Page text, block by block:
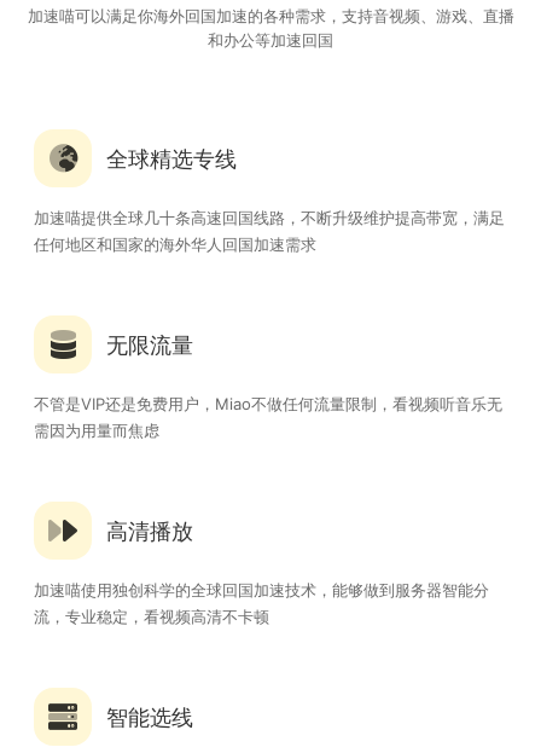
加速喵可以满足你海外回国加速的各种需求，支持音视频、游戏、直播
和办公等加速回国
全球精选专线
加速喵提供全球几十条高速回国线路，不断升级维护提高带宽，满足
任何地区和国家的海外华人回国加速需求
无限流量
不管是VIP还是免费用户，Miao不做任何流量限制，看视频听音乐无
需因为用量而焦虑
高清播放
加速喵使用独创科学的全球回国加速技术，能够做到服务器智能分
流，专业稳定，看视频高清不卡顿
智能选线